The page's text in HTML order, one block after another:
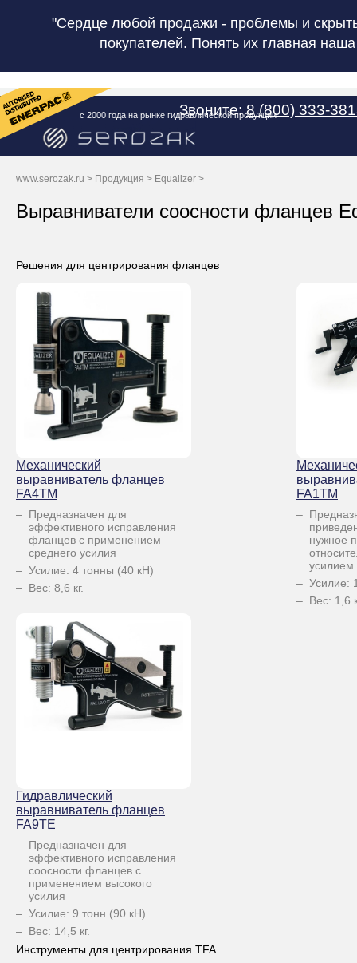
"Сердце любой продажи - проблемы и
покупателей. Понять их главная
с 2000 года на рынке гидравлической продукции
Звоните:8 (800) 333-
www.serozak.ru > Продукция > Equalizer >
Выравниватели соосности фланцев
Решения для центрирования фланцев
Механический
выравниватель фланцев
FA4TM
Предназначен для
эффективного исправления
фланцев с применением
среднего усилия
Усилие: 4 тонны (40 кН)
Вес: 8,6 кг.
FA1TM
нужное
усилием
Усилие:
Вес: 1,6
Гидравлический
выравниватель фланцев
FA9TE
Предназначен для
эффективного исправления
соосности фланцев с
применением высокого
усилия
Усилие: 9 тонн (90 кН)
Вес: 14,5 кг.
Инструменты для центрирования TFA